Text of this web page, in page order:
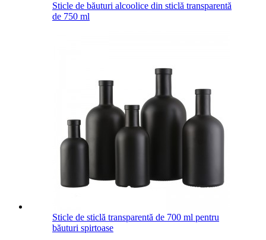
Sticle de băuturi alcoolice din sticlă transparentă
de 750 ml
Sticle de sticlă transparentă de 700 ml pentru
băuturi spirtoase